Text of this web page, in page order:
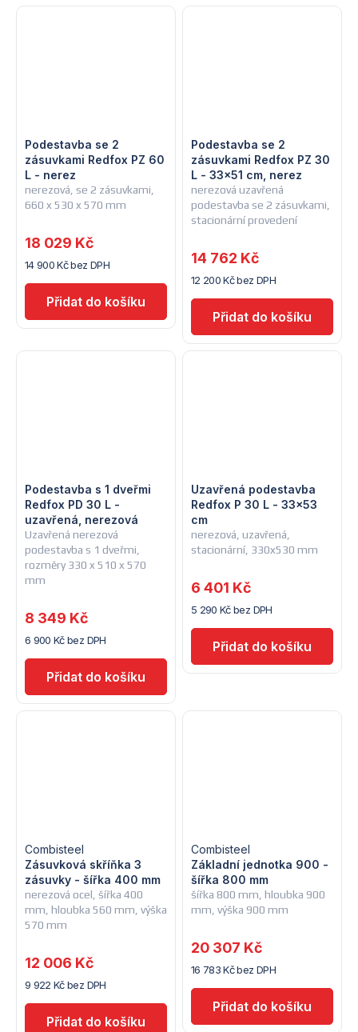
nerezová, se 2 zásuvkami,
660 x 530 x 570 mm
Podestavba se 2
zásuvkami Redfox PZ 60
L - nerez
14 900 Kč bez DPH
18 029 Kč
nerezová uzavřená
podestavba se 2 zásuvkami,
stacionární provedení
Podestavba se 2
zásuvkami Redfox PZ 30
L - 33x51 cm, nerez
12 200 Kč bez DPH
14 762 Kč
Uzavřená nerezová
podestavba s 1 dveřmi,
rozměry 330 x 510 x 570
mm
Podestavba s 1 dveřmi
Redfox PD 30 L -
uzavřená, nerezová
6 900 Kč bez DPH
8 349 Kč
nerezová, uzavřená,
stacionární, 330x530 mm
Uzavřená podestavba
Redfox P 30 L - 33x53
cm
5 290 Kč bez DPH
6 401 Kč
nerezová ocel, šířka 400
mm, hloubka 560 mm, výška
570 mm
Zásuvková skříňka 3
zásuvky - šířka 400 mm
Combisteel
9 922 Kč bez DPH
12 006 Kč
šířka 800 mm, hloubka 900
mm, výška 900 mm
Základní jednotka 900 -
šířka 800 mm
Combisteel
16 783 Kč bez DPH
20 307 Kč